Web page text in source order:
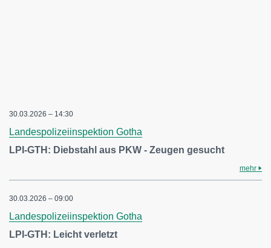
30.03.2026 – 14:30
Landespolizeiinspektion Gotha
LPI-GTH: Diebstahl aus PKW - Zeugen gesucht
mehr
30.03.2026 – 09:00
Landespolizeiinspektion Gotha
LPI-GTH: Leicht verletzt